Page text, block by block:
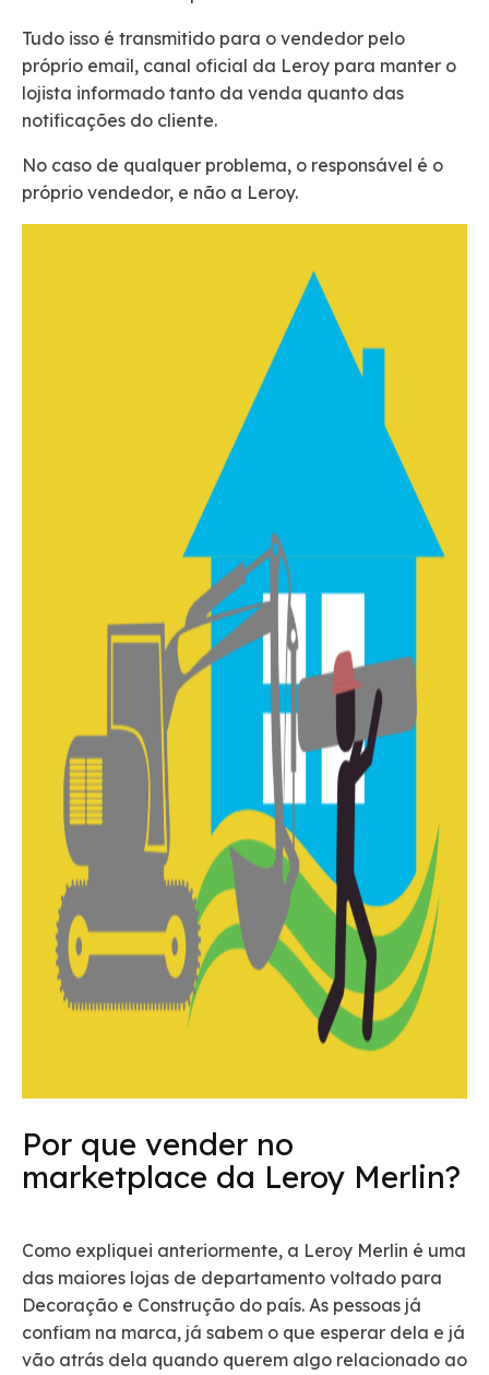
Tudo isso é transmitido para o vendedor pelo
próprio email, canal oficial da Leroy para manter o
lojista informado tanto da venda quanto das
notificações do cliente.
No caso de qualquer problema, o responsável é o
próprio vendedor, e não a Leroy.
Por que vender no
marketplace da Leroy Merlin?
Como expliquei anteriormente, a Leroy Merlin é uma
das maiores lojas de departamento voltado para
Decoração e Construção do país. As pessoas já
confiam na marca, já sabem o que esperar dela e já
vão atrás dela quando querem algo relacionado ao